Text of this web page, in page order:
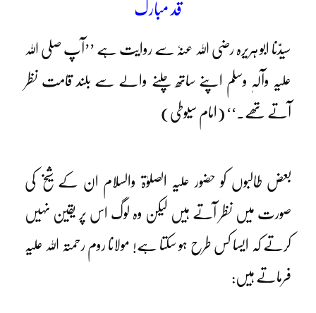
قد مبارک
سیدّنا ابو ہریرہ رضی اللہ عنہٗ سے روایت ہے ’’آپ صلی اللہ
علیہ وآلہٖ وسلم اپنے ساتھ چلنے والے سے بلند قامت نظر
آتے تھے۔‘‘ (امام سیوطی)
بعض طالبوں کو حضور علیہ الصلوٰۃ والسلام ان کے شیخ کی
صورت میں نظر آتے ہیں لیکن وہ لوگ اس پر یقین نہیں
کرتے کہ ایسا کس طرح ہو سکتا ہے! مولانا روم رحمتہ اللہ علیہ
فرماتے ہیں: